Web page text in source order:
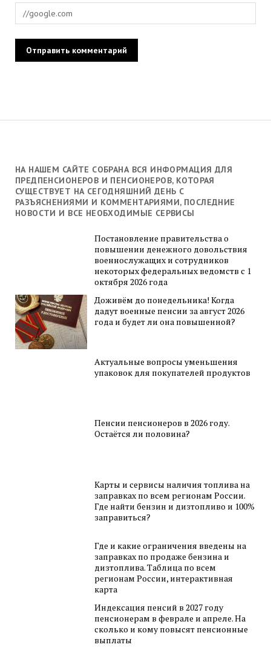
НА НАШЕМ САЙТЕ СОБРАНА ВСЯ ИНФОРМАЦИЯ ДЛЯ
ПРЕДПЕНСИОНЕРОВ И ПЕНСИОНЕРОВ, КОТОРАЯ
СУЩЕСТВУЕТ НА СЕГОДНЯШНИЙ ДЕНЬ С
РАЗЪЯСНЕНИЯМИ И КОММЕНТАРИЯМИ, ПОСЛЕДНИЕ
НОВОСТИ И ВСЕ НЕОБХОДИМЫЕ СЕРВИСЫ
Постановление правительства о
повышении денежного довольствия
военнослужащих и сотрудников
некоторых федеральных ведомств с 1
октября 2026 года
Доживём до понедельника! Когда
дадут военные пенсии за август 2026
года и будет ли она повышенной?
Актуальные вопросы уменьшения
упаковок для покупателей продуктов
Пенсии пенсионеров в 2026 году.
Остаётся ли половина?
Карты и сервисы наличия топлива на
заправках по всем регионам России.
Где найти бензин и дизтопливо и 100%
заправиться?
Где и какие ограничения введены на
заправках по продаже бензина и
дизтоплива. Таблица по всем
регионам России, интерактивная
карта
Индексация пенсий в 2027 году
пенсионерам в феврале и апреле. На
сколько и кому повысят пенсионные
выплаты